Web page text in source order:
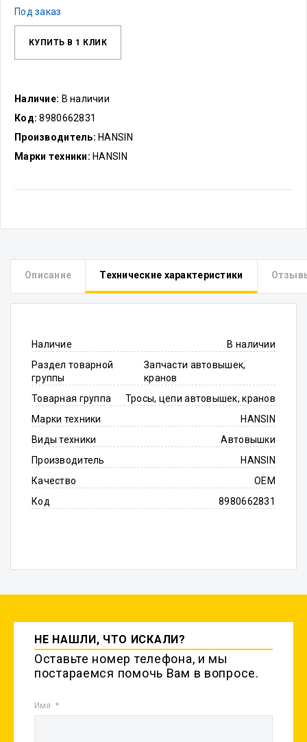
Наличие: В наличии
Код: 8980662831
Производитель: HANSIN
Марки техники: HANSIN
Под заказ
КУПИТЬ В 1 КЛИК
Описание Технические характеристики
Наличие
В наличии
Раздел товарной
группы
Запчасти автовышек,
кранов
Товарная группа
Тросы, цепи автовышек, кранов
Марки техники
HANSIN
Виды техники
Автовышки
Производитель
HANSIN
Качество
OEM
Код
8980662831
НЕ НАШЛИ, ЧТО ИСКАЛИ?
Оставьте номер телефона, и мы
постараемся помочь Вам в вопросе.
Имя